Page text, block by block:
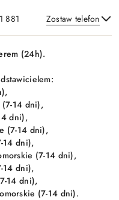
881 Zostaw telefon
(24h).
(7-14 dni),
dni),
(7-14 dni),
14 dni),
(7-14 dni),
14 dni),
14 dni),
(7-14 dni).